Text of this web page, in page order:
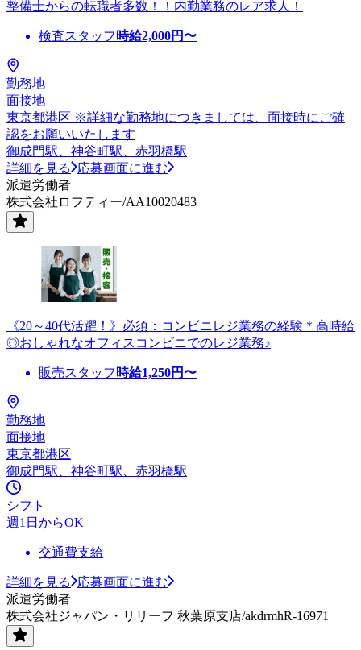
整備士からの転職者多数！！内勤業務のレア求人！
検査スタッフ 時給2,000円〜
勤務地
面接地
東京都港区 ※詳細な勤務地につきましては、面接時にご確
認をお願いいたします
御成門駅、神谷町駅、赤羽橋駅
詳細を見る
応募画面に進む
派遣労働者
株式会社ロフティー/AA10020483
《20～40代活躍！》必須：コンビニレジ業務の経験＊高時給
◎おしゃれなオフィスコンビニでのレジ業務♪
販売スタッフ 時給1,250円〜
勤務地
面接地
東京都港区
御成門駅、神谷町駅、赤羽橋駅
シフト
週1日からOK
交通費支給
詳細を見る
応募画面に進む
派遣労働者
株式会社ジャパン・リリーフ 秋葉原支店/akdrmhR-16971